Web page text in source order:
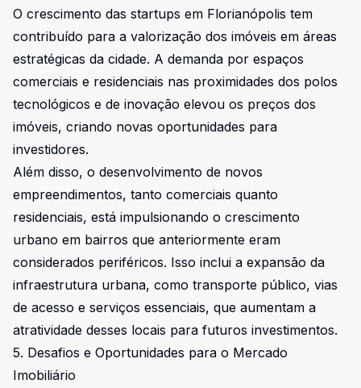
O crescimento das startups em Florianópolis tem
contribuído para a valorização dos imóveis em áreas
estratégicas da cidade. A demanda por espaços
comerciais e residenciais nas proximidades dos polos
tecnológicos e de inovação elevou os preços dos
imóveis, criando novas oportunidades para
investidores.
Além disso, o desenvolvimento de novos
empreendimentos, tanto comerciais quanto
residenciais, está impulsionando o crescimento
urbano em bairros que anteriormente eram
considerados periféricos. Isso inclui a expansão da
infraestrutura urbana, como transporte público, vias
de acesso e serviços essenciais, que aumentam a
atratividade desses locais para futuros investimentos.
5. Desafios e Oportunidades para o Mercado
Imobiliário